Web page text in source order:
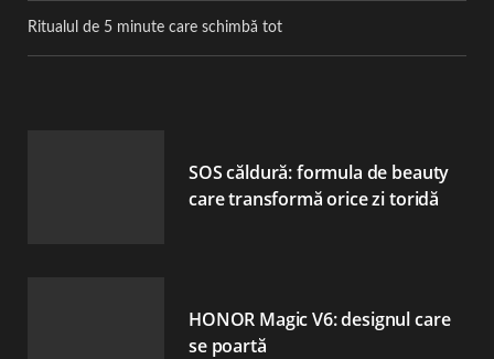
Ritualul de 5 minute care schimbă tot
SOS căldură: formula de beauty
care transformă orice zi toridă
HONOR Magic V6: designul care
se poartă